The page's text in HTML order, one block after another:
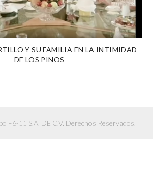
Y SU FAMILIA EN LA INTIMIDAD
DE LOS PINOS
F6-11 S.A. DE C.V. Derechos Reservados.